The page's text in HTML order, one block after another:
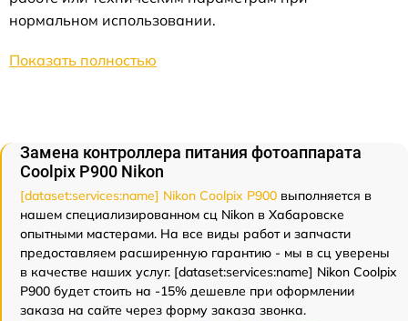
нормальном использовании.
Показать полностью
Замена контроллера питания фотоаппарата
Coolpix P900 Nikon
[dataset:services:name] Nikon Coolpix P900 выполняется в
нашем специализированном сц Nikon в Хабаровске
опытными мастерами. На все виды работ и запчасти
предоставляем расширенную гарантию - мы в сц уверены
в качестве наших услуг. [dataset:services:name] Nikon Coolpix
P900 будет стоить на -15% дешевле при оформлении
заказа на сайте через форму заказа звонка.